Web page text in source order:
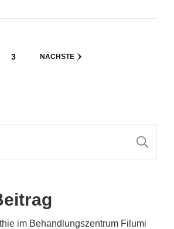
SEITE
3 NÄCHSTE
im Behandlungszentrum Filumi